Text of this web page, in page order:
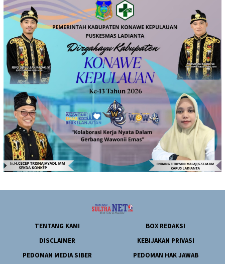
TENTANG KAMI
BOX REDAKSI
DISCLAIMER
KEBIJAKAN PRIVASI
PEDOMAN MEDIA SIBER
PEDOMAN HAK JAWAB